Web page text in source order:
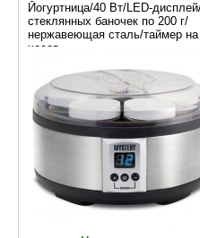
Йогуртница/40 Вт/LED-
стеклянных баночек по 200 г/
нержавеющая сталь/таймер на
часов